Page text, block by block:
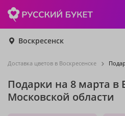
Воскресенск
Доставка цветов в Воскресенске
Подарки на 8 марта в
Московской области